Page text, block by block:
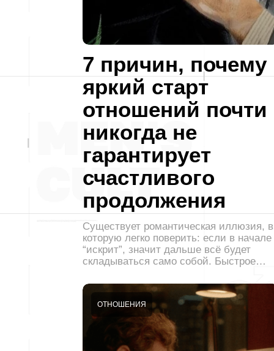
7 причин, почему
яркий старт
отношений почти
никогда не
гарантирует
счастливого
продолжения
Существует романтическая иллюзия, в
которую легко поверить: если в начале
“искрит”, значит дальше всё будет
складываться само собой. Быстрое…
ОТНОШЕНИЯ